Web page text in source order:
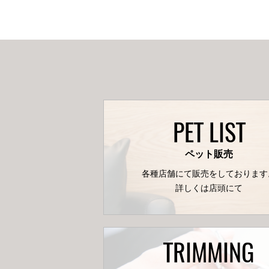
PET LIST
ペット販売
各種店舗にて販売をしておりま
詳しくは店頭にて
TRIMMING